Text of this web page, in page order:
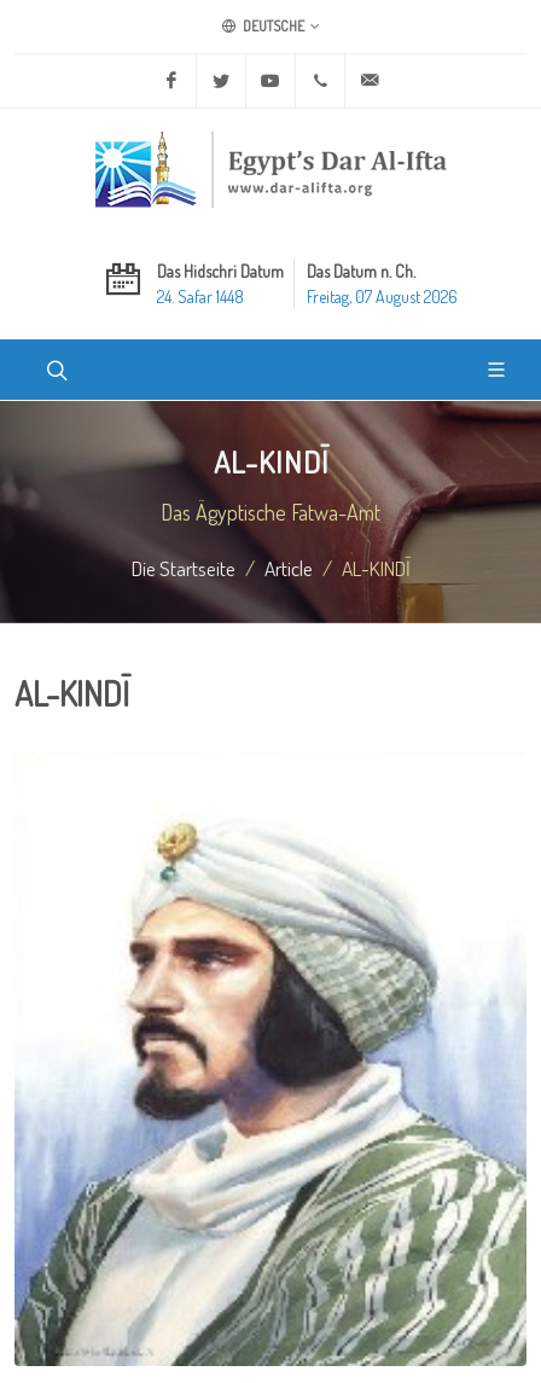
DEUTSCHE
Facebook Twitter Youtube +20 2 25970400
Das Hidschri Datum
24. Safar 1448
Das Datum n. Ch.
Freitag, 07 August 2026
AL-KINDĪ
Das Ägyptische Fatwa-Amt
Die Startseite Article AL-KINDĪ
AL-KINDĪ